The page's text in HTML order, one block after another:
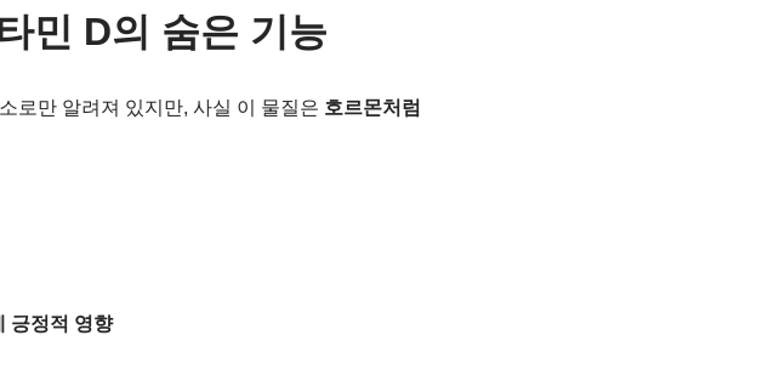
민 D의 숨은 기능
로만 알려져 있지만, 사실 이 물질은 호르몬처럼
긍정적 영향